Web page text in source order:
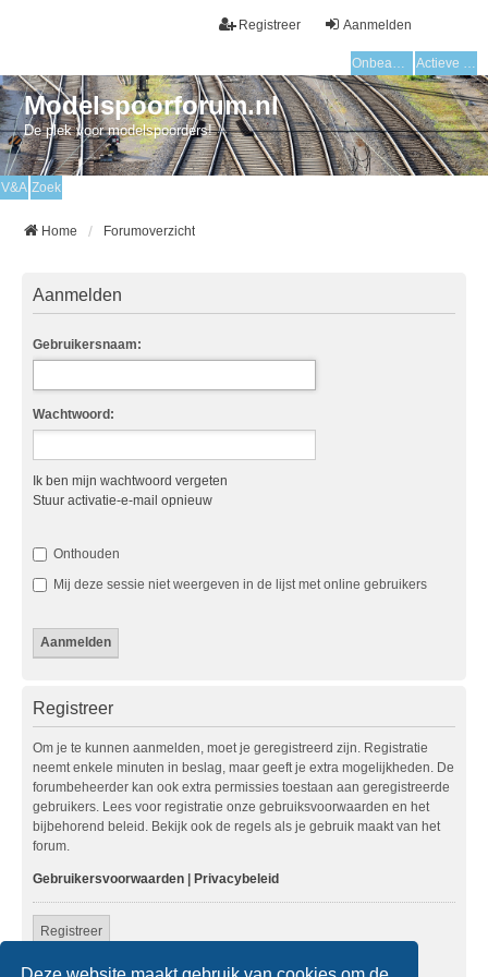
Aanmelden
Registreer
Onbeantwoorde onderwerpen Actieve onderwerpen
Modelspoorforum.nl
De plek voor modelspoorders!
V&A Zoek
Home Forumoverzicht
Aanmelden
Gebruikersnaam:
Wachtwoord:
Ik ben mijn wachtwoord vergeten
Stuur activatie-e-mail opnieuw
Onthouden
Mij deze sessie niet weergeven in de lijst met online gebruikers
Registreer
Om je te kunnen aanmelden, moet je geregistreerd zijn. Registratie
neemt enkele minuten in beslag, maar geeft je extra mogelijkheden. De
forumbeheerder kan ook extra permissies toestaan aan geregistreerde
gebruikers. Lees voor registratie onze gebruiksvoorwaarden en het
bijbehorend beleid. Bekijk ook de regels als je gebruik maakt van het
forum.
Gebruikersvoorwaarden | Privacybeleid
Registreer